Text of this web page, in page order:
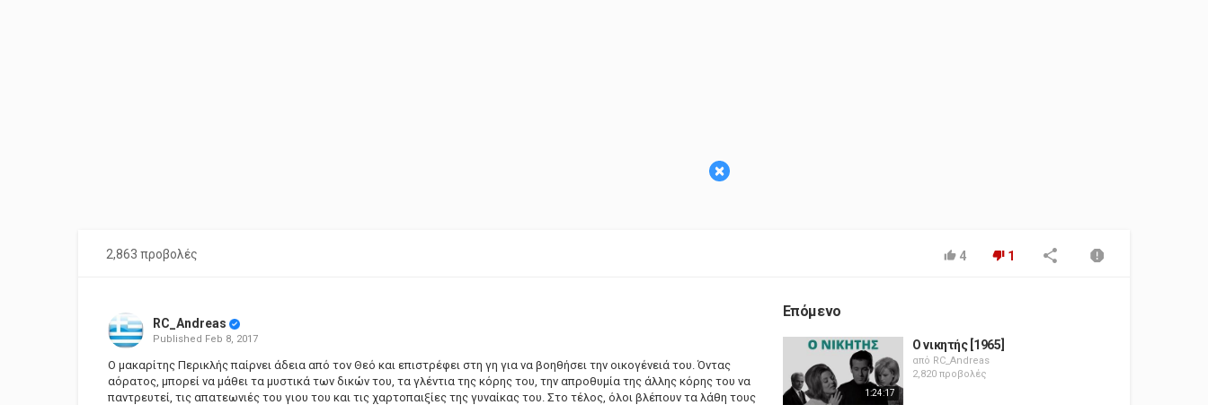
×
2,863 προβολές 4 1
RC_Andreas
Published Feb 8, 2017
Ο μακαρίτης Περικλής παίρνει άδεια από τον Θεό και επιστρέφει στη γη για να βοηθήσει την οικογένειά του. Όντας
αόρατος, μπορεί να μάθει τα μυστικά των δικών του, τα γλέντια της κόρης του, την απροθυμία της άλλης κόρης του να
παντρευτεί, τις απατεωνιές του γιου του και τις χαρτοπαιξίες της γυναίκας του. Στο τέλος, όλοι βλέπουν τα λάθη τους
Επόμενο
1:24:17
Ο νικητής [1965]
από RC_Andreas
2,820 προβολές